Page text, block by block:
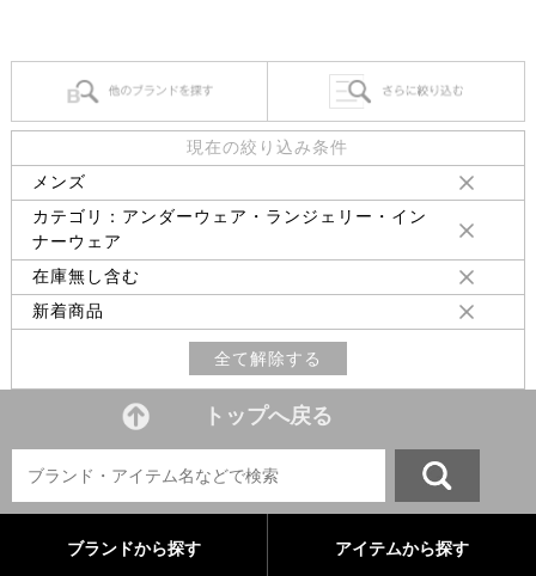
現在の絞り込み条件
メンズ
カテゴリ：アンダーウェア・ランジェリー・イン
ナーウェア
在庫無し含む
新着商品
全て解除する
トップへ戻る
ブランドから探す アイテムから探す